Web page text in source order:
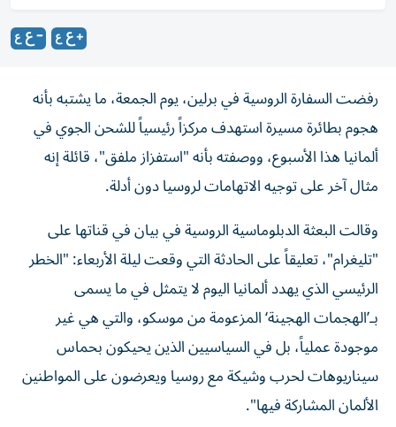
رفضت السفارة الروسية في برلين، يوم الجمعة، ما يشتبه بأنه
هجوم بطائرة مسيرة استهدف مركزاً رئيسياً للشحن الجوي في
ألمانيا هذا الأسبوع، ووصفته بأنه "استفزاز ملفق"، قائلة إنه
مثال آخر على توجيه الاتهامات لروسيا دون أدلة.
وقالت البعثة الدبلوماسية الروسية في بيان في قناتها على
"تليغرام"، تعليقاً على الحادثة التي وقعت ليلة الأربعاء: "الخطر
الرئيسي الذي يهدد ألمانيا اليوم لا يتمثل في ما يسمى
بـ’الهجمات الهجينة‘ المزعومة من موسكو، والتي هي غير
موجودة عملياً، بل في السياسيين الذين يحيكون بحماس
سيناريوهات لحرب وشيكة مع روسيا ويعرضون على المواطنين
الألمان المشاركة فيها".